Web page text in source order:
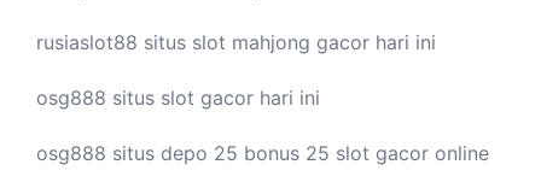
rusiaslot88 situs slot mahjong gacor hari ini
osg888 situs slot gacor hari ini
osg888 situs depo 25 bonus 25 slot gacor online